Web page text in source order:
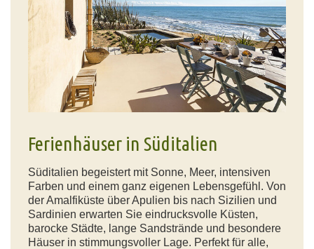
Ferienhäuser in Süditalien
Süditalien begeistert mit Sonne, Meer, intensiven
Farben und einem ganz eigenen Lebensgefühl. Von
der Amalfiküste über Apulien bis nach Sizilien und
Sardinien erwarten Sie eindrucksvolle Küsten,
barocke Städte, lange Sandstrände und besondere
Häuser in stimmungsvoller Lage. Perfekt für alle,